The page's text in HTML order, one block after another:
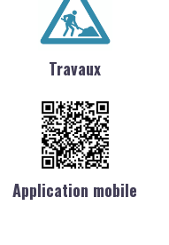
Travaux
Application mobile